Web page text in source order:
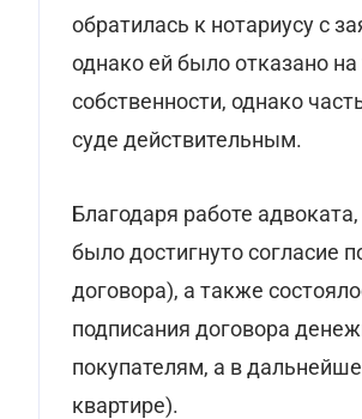
обратилась к нотариусу с
однако ей было отказано
собственности, однако
суде действительным.
Благодаря работе
было достигнуто согласие
договора), а также
подписания договора
покупателям, а в
квартире).